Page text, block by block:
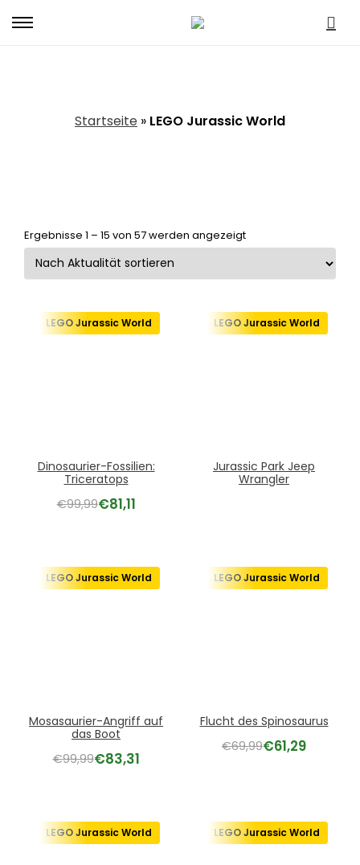
Menu
LEGO Jurassic World
Startseite » LEGO Jurassic World
Ergebnisse 1 – 15 von 57 werden angezeigtNach
Aktualität
LEGO Jurassic World
Dinosaurier-Fossilien:
Triceratops
€99,99€81,11
LEGO Jurassic World
Jurassic Park Jeep
Wrangler
LEGO Jurassic World
Mosasaurier-Angriff auf
das Boot
€99,99€83,31
LEGO Jurassic World
Flucht des Spinosaurus
€69,99€61,29
LEGO Jurassic World LEGO Jurassic World